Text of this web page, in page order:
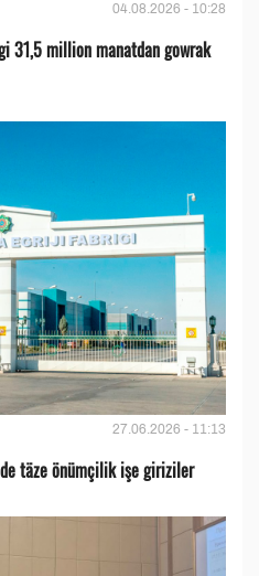
04.08.2026 - 10:28
31,5 million manatdan gowrak
27.06.2026 - 11:13
täze önümçilik işe giriziler